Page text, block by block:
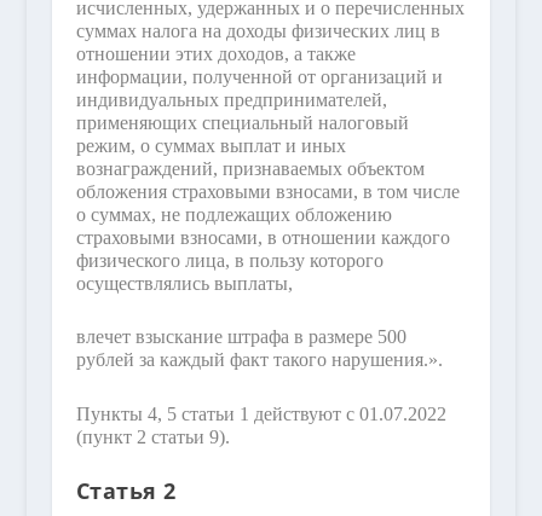
исчисленных, удержанных и о перечисленных
суммах налога на доходы физических лиц в
отношении этих доходов, а также
информации, полученной от организаций и
индивидуальных предпринимателей,
применяющих специальный налоговый
режим, о суммах выплат и иных
вознаграждений, признаваемых объектом
обложения страховыми взносами, в том числе
о суммах, не подлежащих обложению
страховыми взносами, в отношении каждого
физического лица, в пользу которого
осуществлялись выплаты,
влечет взыскание штрафа в размере 500
рублей за каждый факт такого нарушения.».
Пункты 4, 5 статьи 1 действуют с 01.07.2022
(пункт 2 статьи 9).
Статья 2